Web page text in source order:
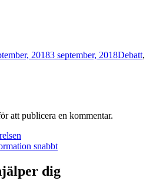
20183 september, 2018Debatt,
att publicera en kommentar.
snabbt
dig